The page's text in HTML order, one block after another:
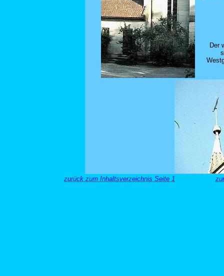
Der
zurück zum Inhaltsverzeichnis Seite 1